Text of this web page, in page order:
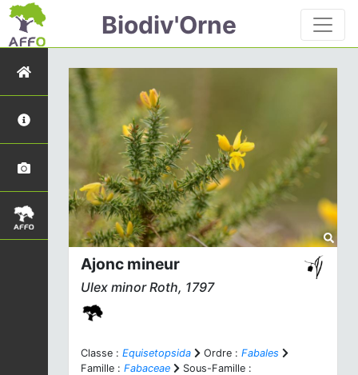
Biodiv'Orne
Ajonc mineur
Ulex minorRoth, 1797
Classe : Equisetopsida Ordre : Fabales
Famille : Fabaceae
Sous-Famille :